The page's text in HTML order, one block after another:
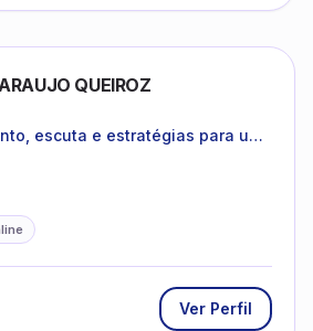
QUEIROZ
escuta e estratégias para uma
Ver Perfil